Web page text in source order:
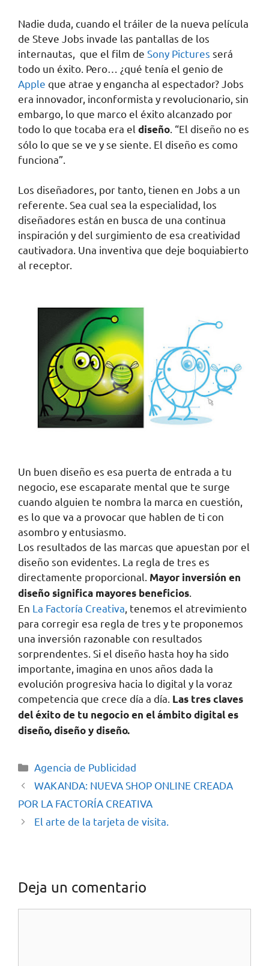
Nadie duda, cuando el tráiler de la nueva película
de Steve Jobs invade las pantallas de los
internautas, que el film de Sony Pictures será
todo un éxito. Pero… ¿qué tenía el genio de
Apple que atrae y engancha al espectador? Jobs
era innovador, inconformista y revolucionario, sin
embargo, lo que marco el éxito alcanzado por
todo lo que tocaba era el diseño . “El diseño no es
sólo lo que se ve y se siente. El diseño es como
funciona”.
Los diseñadores, por tanto, tienen en Jobs a un
referente. Sea cual sea la especialidad, los
diseñadores están en busca de una continua
inspiración y del surgimiento de esa creatividad
cautivadora. Una inventiva que deje boquiabierto
al receptor.
Un buen diseño es esa puerta de entrada a tu
negocio, ese escaparate mental que te surge
cuando alguien te nombra la marca en cuestión,
es lo que va a provocar que hablen de ti con
asombro y entusiasmo.
Los resultados de las marcas que apuestan por el
diseño son evidentes. La regla de tres es
directamente proporcional. Mayor inversión en
diseño significa mayores beneficios.
En La Factoría Creativa, tenemos el atrevimiento
para corregir esa regla de tres y te proponemos
una inversión razonable con resultados
sorprendentes. Si el diseño hasta hoy ha sido
importante, imagina en unos años dada la
evolución progresiva hacia lo digital y la voraz
competencia que crece día a día. Las tres claves
del éxito de tu negocio en el ámbito digital es
diseño, diseño y diseño.
Agencia de Publicidad
WAKANDA: NUEVA SHOP ONLINE CREADA
POR LA FACTORÍA CREATIVA
El arte de la tarjeta de visita.
Deja un comentario